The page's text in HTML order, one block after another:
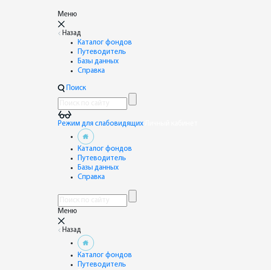
Меню
Назад
Каталог фондов
Путеводитель
Базы данных
Справка
Поиск
Режим для слабовидящих
Каталог фондов
Путеводитель
Базы данных
Справка
Меню
Назад
Каталог фондов
Путеводитель